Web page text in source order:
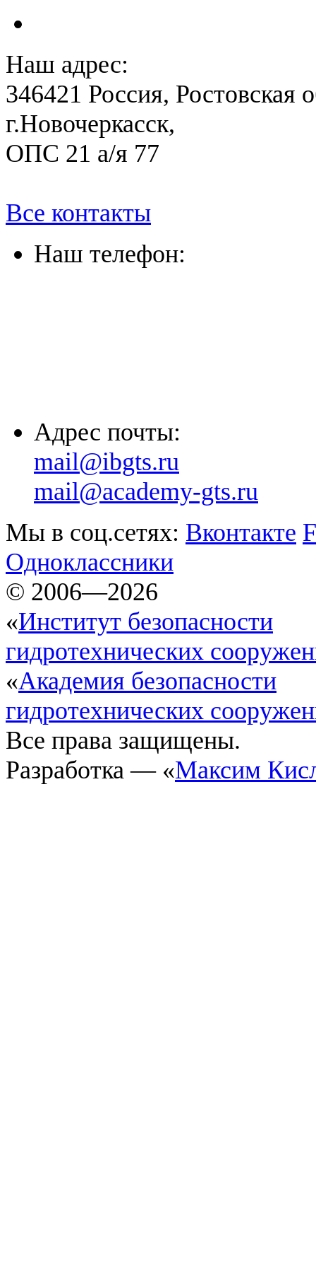
Наш адрес:
346421 Россия, Ростовская
г.Новочеркасск,
ОПС 21 а/я 77
Все контакты
Наш телефон:
Адрес почты:
mail@ibgts.ru
mail@academy-gts.ru
Мы в соц.сетях: Вконтакте
Одноклассники
© 2006—2026
«Институт безопасности
гидротехнических
«Академия безопасности
гидротехнических
Все права защищены.
Разработка — «Максим